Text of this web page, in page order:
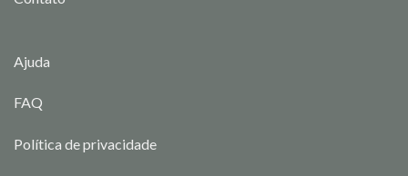
Ajuda
FAQ
Política de privacidade